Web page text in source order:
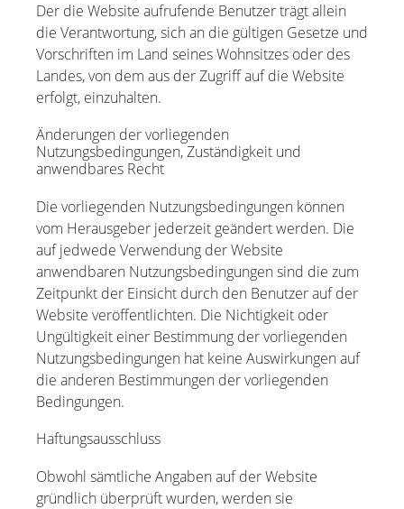
Der die Website aufrufende Benutzer trägt allein
die Verantwortung, sich an die gültigen Gesetze und
Vorschriften im Land seines Wohnsitzes oder des
Landes, von dem aus der Zugriff auf die Website
erfolgt, einzuhalten.
Änderungen der vorliegenden
Nutzungsbedingungen, Zuständigkeit und
anwendbares Recht
Die vorliegenden Nutzungsbedingungen können
vom Herausgeber jederzeit geändert werden. Die
auf jedwede Verwendung der Website
anwendbaren Nutzungsbedingungen sind die zum
Zeitpunkt der Einsicht durch den Benutzer auf der
Website veröffentlichten. Die Nichtigkeit oder
Ungültigkeit einer Bestimmung der vorliegenden
Nutzungsbedingungen hat keine Auswirkungen auf
die anderen Bestimmungen der vorliegenden
Bedingungen.
Haftungsausschluss
Obwohl sämtliche Angaben auf der Website
gründlich überprüft wurden, werden sie